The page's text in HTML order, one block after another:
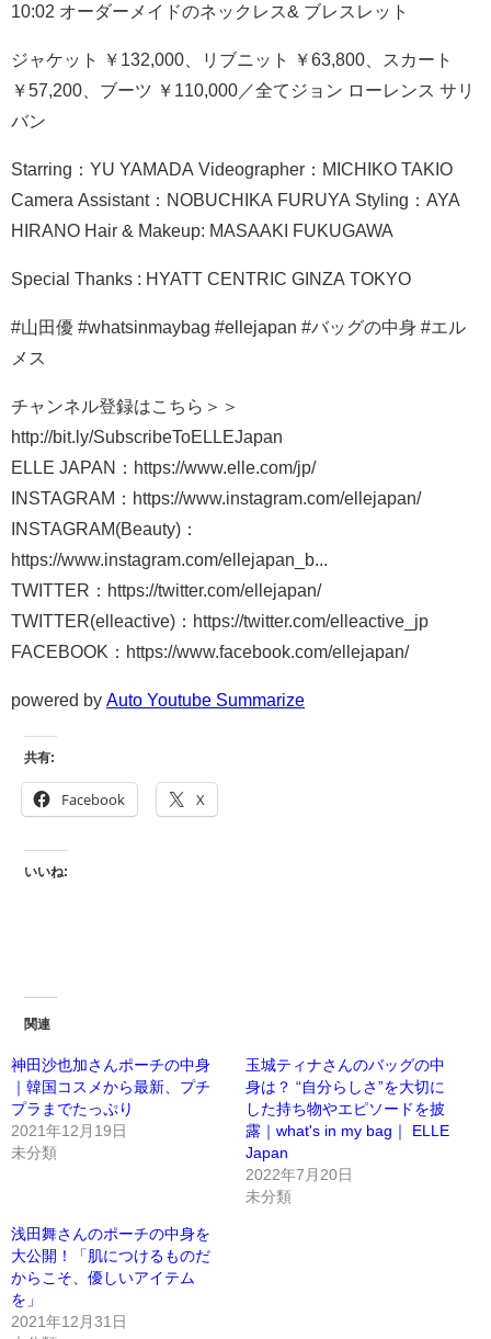
10:02 オーダーメイドのネックレス& ブレスレット
ジャケット ￥132,000、リブニット ￥63,800、スカート
￥57,200、ブーツ ￥110,000／全てジョン ローレンス サリ
バン
Starring：YU YAMADA Videographer：MICHIKO TAKIO
Camera Assistant：NOBUCHIKA FURUYA Styling：AYA
HIRANO Hair & Makeup: MASAAKI FUKUGAWA
Special Thanks : HYATT CENTRIC GINZA TOKYO
#山田優 #whatsinmaybag #ellejapan #バッグの中身 #エル
メス
チャンネル登録はこちら＞＞
http://bit.ly/SubscribeToELLEJapan
ELLE JAPAN：https://www.elle.com/jp/
INSTAGRAM：https://www.instagram.com/ellejapan/
INSTAGRAM(Beauty)：
https://www.instagram.com/ellejapan_b...
TWITTER：https://twitter.com/ellejapan/
TWITTER(elleactive)：https://twitter.com/elleactive_jp
FACEBOOK：https://www.facebook.com/ellejapan/
powered by Auto Youtube Summarize
共有:
Facebook X
いいね:
関連
神田沙也加さんポーチの中身
｜韓国コスメから最新、プチ
プラまでたっぷり
2021年12月19日
未分類
玉城ティナさんのバッグの中
身は？ “自分らしさ”を大切に
した持ち物やエピソードを披
露｜what's in my bag｜ ELLE
Japan
2022年7月20日
未分類
浅田舞さんのポーチの中身を
大公開！「肌につけるものだ
からこそ、優しいアイテム
を」
2021年12月31日